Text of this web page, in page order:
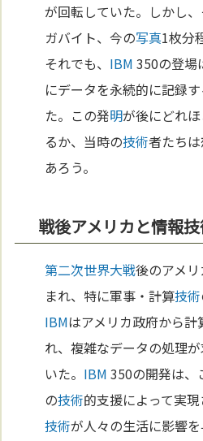
が回転していた。しかし
ガバイト、今の写真1枚分
それでも、 IBM 350の登場
にデータを永続的に記録
た。この発明が後にどれ
るか、当時の技術者たち
あろう。
戦後アメリカと情報
第二次世界大戦後のアメ
まれ、特に軍事・計算技術
IBMはアメリカ政府から
れ、複雑なデータの処理
いた。 IBM 350の開発は、
の技術的支援によって実
技術が人々の生活に影響